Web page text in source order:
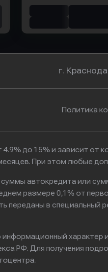
г.
Политика
до 15% и зависит
При этом любые
автокредита или
размере 0,1% от
переданы в специальный
характер
РФ. Для получения